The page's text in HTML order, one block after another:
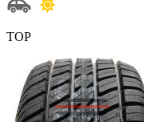
TOP